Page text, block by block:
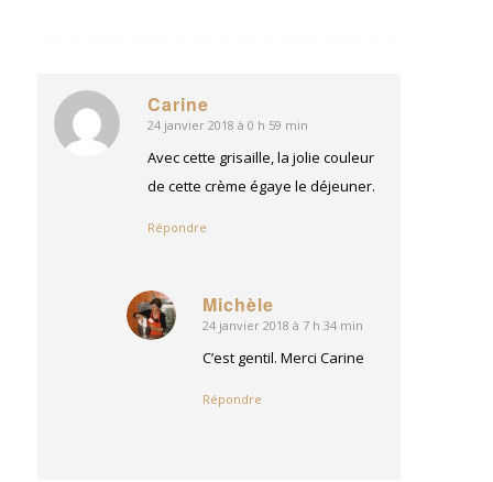
Carine
dit
:
24 janvier 2018 à 0 h 59 min
Avec cette grisaille, la jolie couleur
de cette crème égaye le déjeuner.
Répondre
Michèle
dit
24 janvier 2018 à 7 h 34 min
C’est gentil. Merci Carine
Répondre